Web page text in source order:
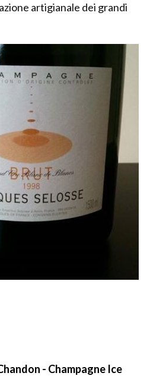
artigianale dei grandi
- Champagne Ice